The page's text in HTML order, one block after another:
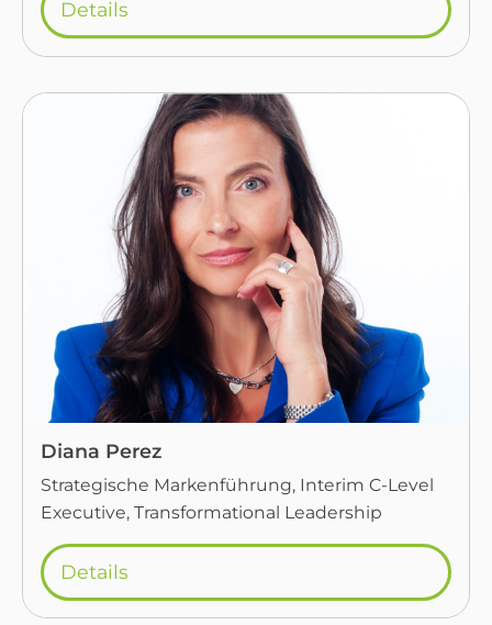
Details
Diana Perez
Strategische Markenführung, Interim C-Level
Executive, Transformational Leadership
Details